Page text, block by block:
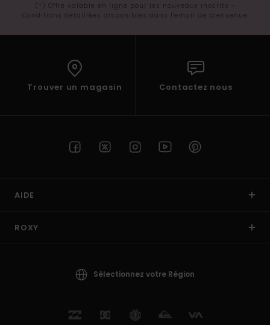
(*) Offre valable en ligne pour les nouveaux inscrits -
Conditions détaillées disponibles dans l'email de bienvenue
Trouver un magasin Contactez nous
AIDE
ROXY
Sélectionnez votre Région